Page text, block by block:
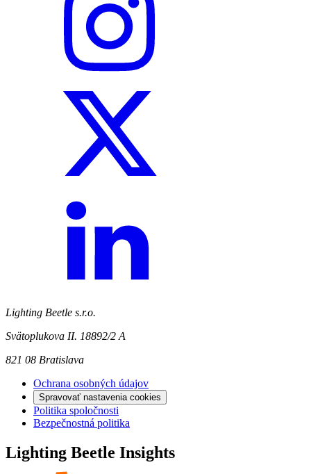
Lighting Beetle s.r.o.
Svätoplukova II. 18892/2 A
821 08 Bratislava
Ochrana osobných údajov
Spravovať nastavenia cookies
Politika spoločnosti
Bezpečnostná politika
Lighting Beetle Insights